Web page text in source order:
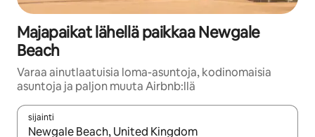
Majapaikat lähellä paikkaa Newgale
Beach
Varaa ainutlaatuisia loma-asuntoja, kodinomaisia
asuntoja ja paljon muuta Airbnb:llä
sijainti
Kun tulokset ovat saatavilla, navigoi ylös- ja alas-